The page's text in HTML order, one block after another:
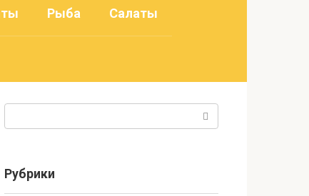
Рыба Салаты
Рубрики